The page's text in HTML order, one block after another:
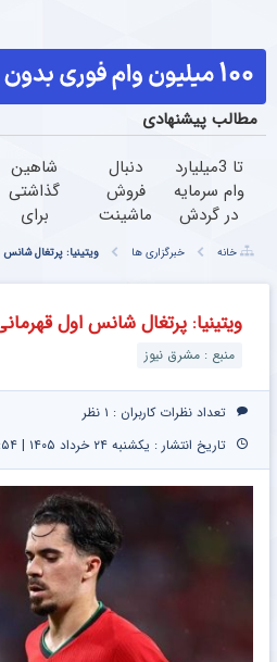
مطالب پیشنهادی
تا 3میلیارد
وام سرمایه
در گردش
=>
فروشگاهت
رو ثبت
کن
دنبال
فروش
ماشینت
؟ اینجا
راحت و
سریع
بفروش
شاهین
گذاشتی
برای
؟ اینجا
سریع و
راحت
بفروش
خانه خبرگزاری ها ویتینیا: پرتغال
ویتینیا: پرتغال شانس اول
منبع : مشرق نیوز
تعداد نظرات کاربران : ۱ نظر
تاریخ انتشار : یکشنبه ۲۴ خرداد ۱۴۰۵ | ۱۸:۵۴